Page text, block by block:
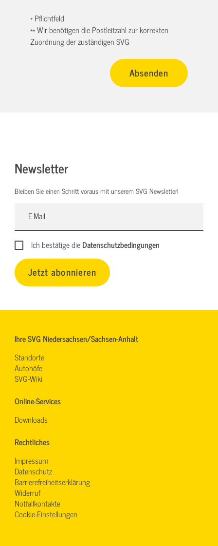
* Pflichtfeld
** Wir benötigen die Postleitzahl zur korrekten
Zuordnung der zuständigen SVG
Newsletter
Bleiben Sie einen Schritt voraus mit unserem SVG Newsletter!
Ich bestätige dieDatenschutzbedingungen
Jetzt abonnieren
Ihre SVG Niedersachsen/Sachsen-Anhalt
Standorte
Autohöfe
SVG-Wiki
Online-Services
Downloads
Rechtliches
Impressum
Datenschutz
Barrierefreiheitserklärung
Widerruf
Notfallkontakte
Cookie-Einstellungen